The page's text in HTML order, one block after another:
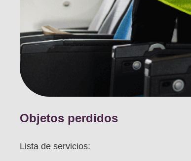
Objetos perdidos
Lista de servicios: